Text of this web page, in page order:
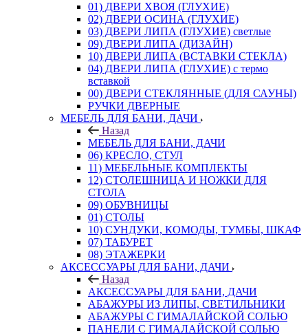
01) ДВЕРИ ХВОЯ (ГЛУХИЕ)
02) ДВЕРИ ОСИНА (ГЛУХИЕ)
03) ДВЕРИ ЛИПА (ГЛУХИЕ) светлые
09) ДВЕРИ ЛИПА (ДИЗАЙН)
10) ДВЕРИ ЛИПА (ВСТАВКИ СТЕКЛА)
04) ДВЕРИ ЛИПА (ГЛУХИЕ) с термо
вставкой
00) ДВЕРИ СТЕКЛЯННЫЕ (ДЛЯ САУНЫ)
РУЧКИ ДВЕРНЫЕ
МЕБЕЛЬ ДЛЯ БАНИ, ДАЧИ
Назад
МЕБЕЛЬ ДЛЯ БАНИ, ДАЧИ
06) КРЕСЛО, СТУЛ
11) МЕБЕЛЬНЫЕ КОМПЛЕКТЫ
12) СТОЛЕШНИЦА И НОЖКИ ДЛЯ
СТОЛА
09) ОБУВНИЦЫ
01) СТОЛЫ
10) СУНДУКИ, КОМОДЫ, ТУМБЫ, ШКАФ
07) ТАБУРЕТ
08) ЭТАЖЕРКИ
АКСЕССУАРЫ ДЛЯ БАНИ, ДАЧИ
Назад
АКСЕССУАРЫ ДЛЯ БАНИ, ДАЧИ
АБАЖУРЫ ИЗ ЛИПЫ, СВЕТИЛЬНИКИ
АБАЖУРЫ С ГИМАЛАЙСКОЙ СОЛЬЮ
ПАНЕЛИ С ГИМАЛАЙСКОЙ СОЛЬЮ